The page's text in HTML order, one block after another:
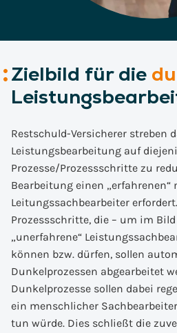
Zielbild für die
Restschuld-Versicherer streben
Leistungsbearbeitung auf
Prozesse/Prozessschritte zu
Bearbeitung einen „erfahrenen“
Leitungssachbearbeiter
Prozessschritte, die – um im
„unerfahrene“
können bzw. dürfen, sollen
Dunkelprozessen abgearbeitet
Dunkelprozesse sollen dabei
ein menschlicher
tun würde. Dies schließt die